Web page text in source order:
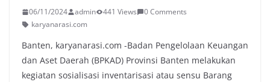
06/11/2024 admin 441 Views
0 Comments
karyanarasi.com
Banten, karyanarasi.com -Badan Pengelolaan Keuangan
dan Aset Daerah (BPKAD) Provinsi Banten melakukan
kegiatan sosialisasi inventarisasi atau sensu Barang